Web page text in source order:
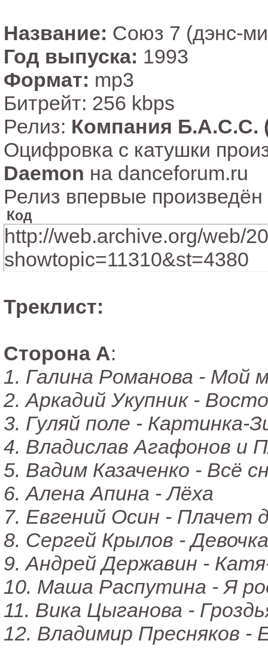
Название: Союз 7 (дэнс-
Год выпуска: 1993
Формат: mp3
Битрейт: 256 kbps
Релиз: Компания Б.А.С.С.
Оцифровка с катушки
Daemon на danceforum.ru
Релиз впервые произведён
Код
http://web.archive.org/web/
showtopic=11310&st=4380
Треклист:
Сторона А:
1. Галина Романова - Мой
2. Аркадий Укупник -
3. Гуляй поле - Картинка-
4. Владислав Агафонов и
5. Вадим Казаченко - Всё
6. Алена Апина - Лёха
7. Евгений Осин - Плачет
8. Сергей Крылов -
9. Андрей Державин -
10. Маша Распутина - Я
11. Вика Цыганова -
12. Владимир Пресняков -